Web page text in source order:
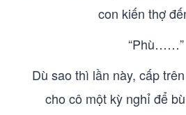
con kiến thợ
“Phù……”
Dù sao thì lần này, cấp
cho cô một kỳ nghỉ để